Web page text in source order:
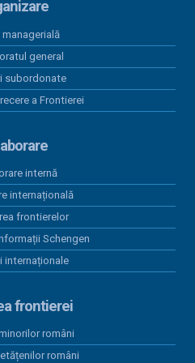
înregistrate la frontieră în
de ore
traficului transfrontalier
la frontiera cu
Moldova. Măsuri pentru
de așteptare
din Belgia și Spania,
managerială
general
subordonate
a Frontierei
internă
internațională
frontierelor
Schengen
internaționale
frontierei
români
români